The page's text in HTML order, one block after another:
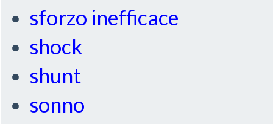
sforzo inefficace
shock
shunt
sonno